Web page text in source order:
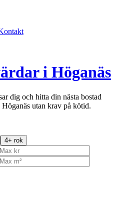
i Höganäs
dig och hitta din nästa bostad
Höganäs utan krav på kötid.
4+ rok